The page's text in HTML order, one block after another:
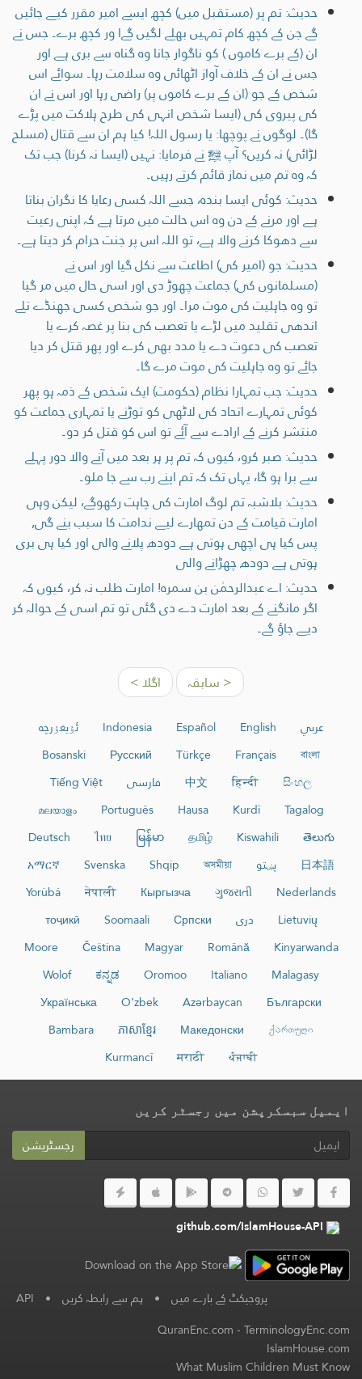
حدیث: تم پر (مستقبل میں) کچھ ایسے امیر مقرر کیے جائیں
گے جن کے کچھ کام تمہیں بھلے لگیں گےا ور کچھ برے۔ جس نے
ان (کے برے کاموں ) کو ناگوار جانا وہ گناہ سے بری ہے اور
جس نے ان کے خلاف آواز اٹھائی وہ سلامت رہا۔ سوائے اس
شخص کے جو (ان کے برے کاموں پر) راضی رہا اور اس نے ان
کی پیروی کی (ایسا شخص انہی کی طرح ہلاکت میں پڑے
گا)۔ لوگوں نے پوچھا: یا رسول اللہ! کیا ہم ان سے قتال (مسلح
لڑائی) نہ کریں؟ آپ ﷺ نے فرمایا: نہیں (ایسا نہ کرنا) جب تک
کہ وہ تم میں نماز قائم کرتے رہیں۔
حدیث: کوئی ایسا بندہ، جسے اللہ کسی رعایا کا نگران بناتا
ہے اور مرنے کے دن وہ اس حالت میں مرتا ہے کہ اپنی رعیت
سے دھوکا کرنے والا ہے، تو اللہ اس پر جنت حرام کر دیتا ہے۔
حدیث: جو (امیر کی) اطاعت سے نکل گیا اور اس نے
(مسلمانوں کی) جماعت چھوڑ دی اور اسی حال میں مر گیا
تو وہ جاہلیت کی موت مرا۔ اور جو شخص کسی جھنڈے تلے
اندھی تقلید میں لڑے یا تعصب کی بنا پر غصہ کرے یا
تعصب کی دعوت دے یا مدد بھی کرے اور پھر قتل کر دیا
جائے تو وہ جاہلیت کی موت مرے گا۔
حدیث: جب تمہارا نظام (حکومت) ایک شخص کے ذمہ ہو پھر
کوئی تمہارے اتحاد کی لاٹھی کو توڑنے یا تمہاری جماعت کو
منتشر کرنے کے ارادے سے آئے تو اس کو قتل کر دو۔
حدیث: صبر کرو، کیوں کہ تم پر ہر بعد میں آنے والا دور پہلے
سے برا ہو گا، یہاں تک کہ تم اپنے رب سے جا ملو۔
حدیث: بلاشبہ تم لوگ امارت کی چاہت رکھوگے، لیکن وہی
امارت قیامت کے دن تمھارے لیے ندامت کا سبب بنے گی,
پس کیا ہی اچھی ہوتی ہے دودھ پلانے والی اور کیا ہی بری
ہوتی ہے دودھ چھڑانے والی
حدیث: اے عبدالرحمٰن بن سمرہ! امارت طلب نہ کر، کیوں کہ
اگر مانگنے کے بعد امارت دے دی گئی تو تم اسی کے حوالہ کر
دیے جاؤ گے۔
< سابقہ اگلا >
عربي English
Español
Indonesia
ئۇيغۇرچە
বাংলা
Français
Türkçe
Русский
Bosanski
සිංහල
हिन्दी
中文 فارسی
Tiếng Việt
Tagalog
Kurdî
Hausa
Português
മലയാളം
తెలుగు
Kiswahili
தமிழ்
မြန်မာ
ไทย
Deutsch
日本語
پښتو অসমীয়া
Shqip
Svenska
አማርኛ
Nederlands
ગુજરાતી
Кыргызча
नेपाली
Yorùbá
Lietuvių
دری Српски
Soomaali
тоҷикӣ
Kinyarwanda
Română
Magyar
Čeština
Moore
Malagasy
Italiano
Oromoo
ಕನ್ನಡ
Wolof
Български
Azərbaycan
O‘zbek
Українська
ქართული
Македонски
ភាសាខ្មែរ
Bambara
ਪੰਜਾਬੀ
मराठी
Kurmancî
ایمیل سبسکرپشن میں رجسٹر کریں
رجسٹریشن
github.com/IslamHouse-API
پروجیکٹ کے بارے میں • ہم سے رابطہ کریں •
API
QuranEnc.com-TerminologyEnc.com
IslamHouse.com
What Muslim Children Must Know